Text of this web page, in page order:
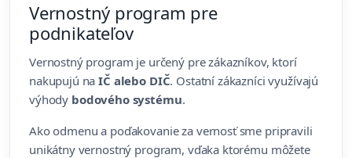
Vernostný program pre
podnikateľov
Vernostný program je určený pre zákazníkov, ktorí
nakupujú naIČ alebo DIČ. Ostatní zákazníci využívajú
výhody bodového systému.
Ako odmenu a poďakovanie za vernosť sme pripravili
unikátny vernostný program, vďaka ktorému môžete